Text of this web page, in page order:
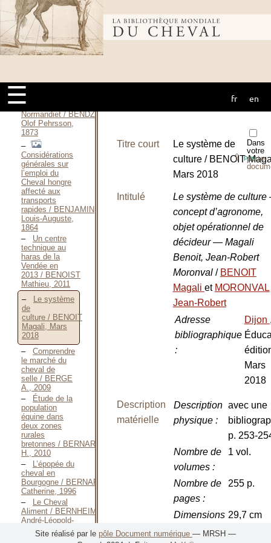
Bibliothèque
mondiale du
cheval
☰ fr en
de
Compiègne / BEN
Philippe, 1994
La place des
animaux dans la
lutte
1994
hästkulturen i
Normandiet / BENDZ
Olof Pehrsson,
1873
Considérations
générales sur
l’emploi du
Cheval hongre
affecté aux
transports
rapides / BENJAMIN
Louis-Auguste,
1864
Un centre
technique au
haras de la
Vendée en
2013 / BENOIST
Mathieu, 2011
Le système
de
culture / BENOIT
Magali, Mars
2018
Comprendre
le marché du
cheval de
selle / BERGE
A., 2009
Étude de la
population
équine dans
deux zones
rurales
bretonnes / BERNARD
H., 2010
L’épopée du
cheval en
Bourgogne / BERNARDIS
Catherine, 1996
Le Cheval
Aliment / BERNHEIM
André-Léopold-
Samuel, 1908
Dans
votre
porte-
⇪PDF
Titre court
Le système de
culture / BENOIT
Mars 2018
Intitulé
Le système de
concept d’agronome,
objet opérationnel de
décideur — Magali
Benoit, Jean-Robert
Moronval / BENOIT
Magali et MORONVAL
Jean-Robert
Adresse
bibliographique
:
Dijon
Mars
2018
Description
matérielle
Description
physique:
avec une
p. 253-
Nombre de
volumes:
1 vol.
Nombre de
pages:
255 p.
Dimensions
:
29,7 cm
Site réalisé par le pôle Document numérique — MRSH —